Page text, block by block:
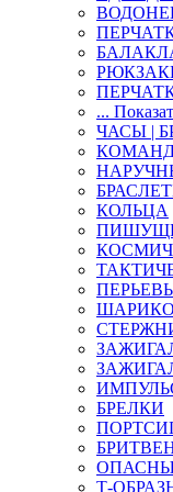
...
ЧАСЫ |
КОЛЬЦА
БРЕЛКИ
Т-